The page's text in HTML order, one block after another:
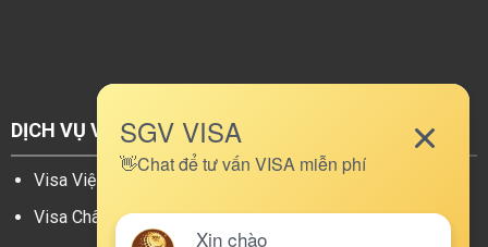
DỊCH VỤ VISA
Visa Việt Nam
Visa Châu Á
Báo giá làm visa
Câu hỏi thường gặp